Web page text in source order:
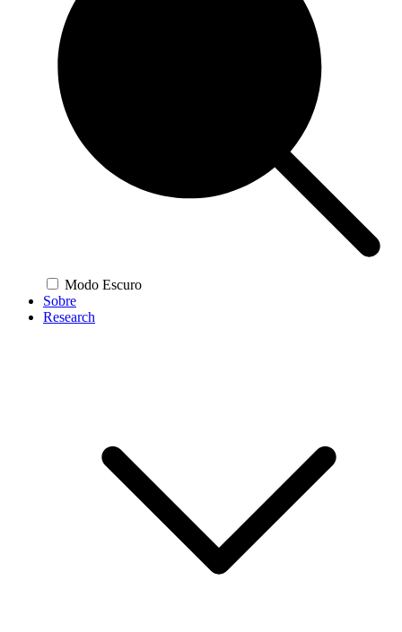
Modo Escuro
Sobre
Research